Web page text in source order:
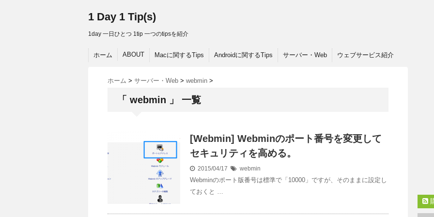
1 Day 1 Tip(s)
1day 一日ひとつ 1tip 一つのtipsを紹介
ホーム ABOUT Macに関するTips Androidに関するTips サーバー・Web ウェブサービス紹介
ホーム > サーバー・Web > webmin >
「 webmin 」 一覧
[Webmin] Webminのポート番号を変更して
セキュリティを高める。
2015/04/17 webmin
Webminのポート版番号は標準で「10000」ですが、そのままに設定し
ておくと …